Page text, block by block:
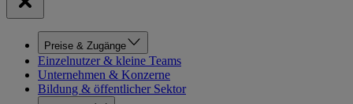
Preise & Zugänge
Einzelnutzer & kleine Teams
Unternehmen & Konzerne
Bildung & öffentlicher Sektor